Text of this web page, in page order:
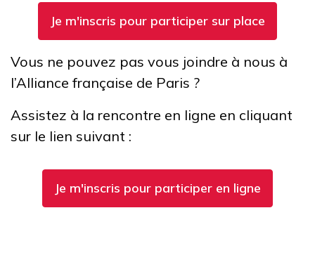
Je m'inscris pour participer sur place
Vous ne pouvez pas vous joindre à nous à
l’Alliance française de Paris ?
Assistez à la rencontre en ligne en cliquant
sur le lien suivant :
Je m'inscris pour participer en ligne